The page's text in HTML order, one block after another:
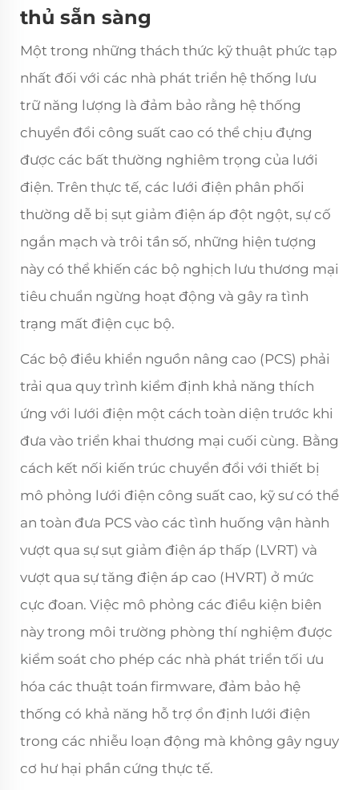
thủ sẵn sàng
Một trong những thách thức kỹ thuật phức tạp
nhất đối với các nhà phát triển hệ thống lưu
trữ năng lượng là đảm bảo rằng hệ thống
chuyển đổi công suất cao có thể chịu đựng
được các bất thường nghiêm trọng của lưới
điện. Trên thực tế, các lưới điện phân phối
thường dễ bị sụt giảm điện áp đột ngột, sự cố
ngắn mạch và trôi tần số, những hiện tượng
này có thể khiến các bộ nghịch lưu thương mại
tiêu chuẩn ngừng hoạt động và gây ra tình
trạng mất điện cục bộ.
Các bộ điều khiển nguồn nâng cao (PCS) phải
trải qua quy trình kiểm định khả năng thích
ứng với lưới điện một cách toàn diện trước khi
đưa vào triển khai thương mại cuối cùng. Bằng
cách kết nối kiến trúc chuyển đổi với thiết bị
mô phỏng lưới điện công suất cao, kỹ sư có thể
an toàn đưa PCS vào các tình huống vận hành
vượt qua sự sụt giảm điện áp thấp (LVRT) và
vượt qua sự tăng điện áp cao (HVRT) ở mức
cực đoan. Việc mô phỏng các điều kiện biên
này trong môi trường phòng thí nghiệm được
kiểm soát cho phép các nhà phát triển tối ưu
hóa các thuật toán firmware, đảm bảo hệ
thống có khả năng hỗ trợ ổn định lưới điện
trong các nhiễu loạn động mà không gây nguy
cơ hư hại phần cứng thực tế.